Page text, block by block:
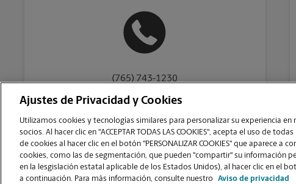
(765) 743-1230
Copyright © 1994-2026.
The UPS Store | Aviso de Privacidad | Términos de Uso del Sitio Web |
PERSONALIZAR COOKIES
Ajustes de Privacidad y Cookies
Utilizamos cookies y tecnologías similares para personalizar su experiencia
socios. Al hacer clic en "ACCEPTAR TODAS LAS COOKIES", acepta el uso de
de cookies al hacer clic en el botón "PERSONALIZAR COOKIES" que aparece a
cookies, como las de segmentación, que pueden "compartir" su información
en la lesgislación estatal aplicable de los Estados Unidos), al hacer clic en el
a continuación. Para más información, consulte nuestro
Aviso de privacidad